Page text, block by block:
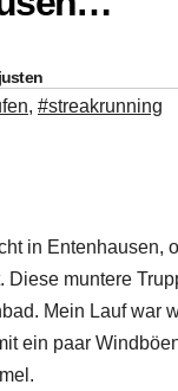
, #streakrunning
in Entenhausen,
Diese muntere
Mein Lauf war
ein paar